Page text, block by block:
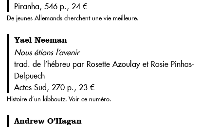
Piranha, 546 p., 24 €
De jeunes Allemands cherchent une vie meilleure.
Yael Neeman
Nous étions l’avenir
trad. de l’hébreu par Rosette Azoulay et Rosie Pinhas-
Delpuech
Actes Sud, 270 p., 23 €
Histoire d’un kibboutz. Voir ce numéro.
Andrew O’Hagan